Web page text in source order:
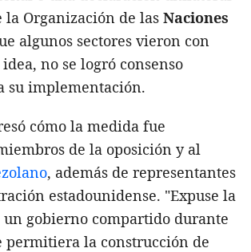
la Organización de las Naciones
algunos sectores vieron con
no se logró consenso
su implementación.
cómo la medida fue
de la oposición y al
, además de representantes
estadounidense. "Expuse la
gobierno compartido durante
permitiera la construcción de